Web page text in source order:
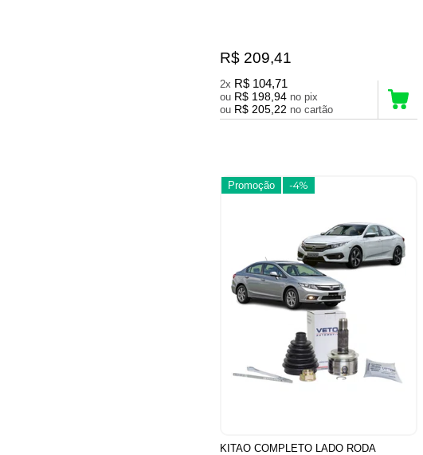
R$ 209,41
2x R$ 104,71
ou R$ 198,94
no pix
ou R$ 205,22 no cartão
Promoção -4%
KITAO COMPLETO LADO RODA